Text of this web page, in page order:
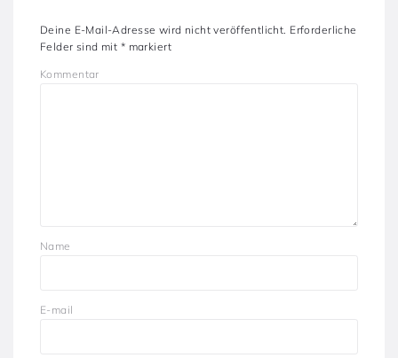
Deine E-Mail-Adresse wird nicht veröffentlicht. Erforderliche
Felder sind mit * markiert
Kommentar
Name
E-mail